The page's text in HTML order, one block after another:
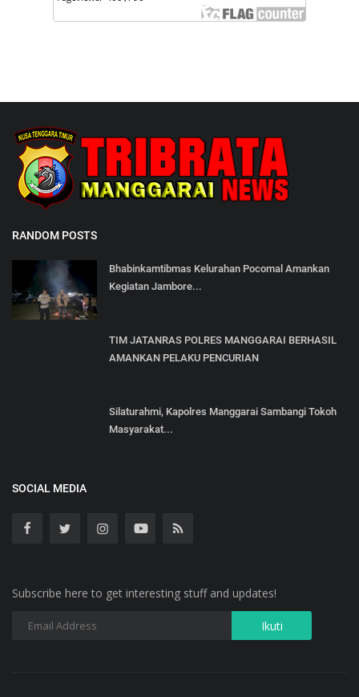
RANDOM POSTS
Bhabinkamtibmas Kelurahan Pocomal Amankan
Kegiatan Jambore...
TIM JATANRAS POLRES MANGGARAI BERHASIL
AMANKAN PELAKU PENCURIAN
Silaturahmi, Kapolres Manggarai Sambangi Tokoh
Masyarakat...
SOCIAL MEDIA
Subscribe here to get interesting stuff and updates!